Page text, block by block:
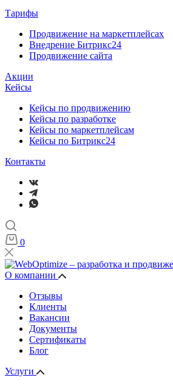
Тарифы
Продвижение на маркетплейсах
Внедрение Битрикс24
Продвижение сайта
Акции
Кейсы
Кейсы по продвижению
Кейсы по разработке
Кейсы по маркетплейсам
Кейсы по Битрикс24
Контакты
0
О компании
Отзывы
Клиенты
Вакансии
Документы
Сертификаты
Блог
Услуги